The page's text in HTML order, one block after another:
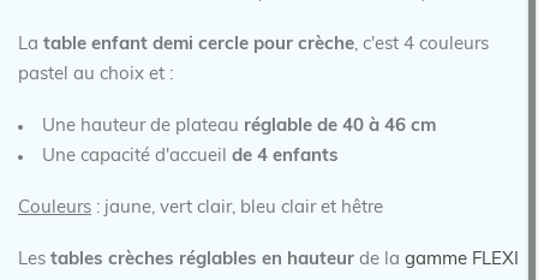
La table enfant demi cercle pour crèche, c'est 4 couleurs
pastel au choix et :
Une hauteur de plateau réglable de 40 à 46 cm
Une capacité d'accueil de 4 enfants
Couleurs : jaune, vert clair, bleu clair et hêtre
Les tables crèches réglables en hauteur de la gamme FLEXI